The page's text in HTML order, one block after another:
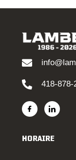
418-878-
HORAIRE